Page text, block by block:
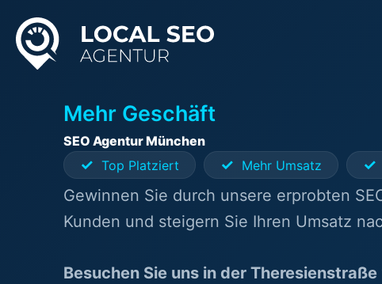
Inhalt
springen
Mehr Geschäft
SEO Agentur München
✓ Top Platziert ✓ Mehr Umsatz ✓
Gewinnen Sie durch unsere erprobten
Kunden und steigern Sie Ihren Umsatz
Besuchen Sie uns in der